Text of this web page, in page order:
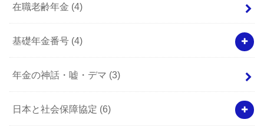
在職老齢年金 (4)
基礎年金番号 (4)
年金の神話・嘘・デマ (3)
日本と社会保障協定 (6)